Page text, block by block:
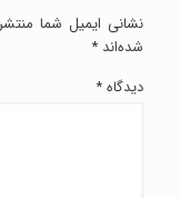
نشانی ایمیل شما
شده‌اند *
دیدگاه*